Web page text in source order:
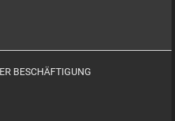
BESCHÄFTIGUNG